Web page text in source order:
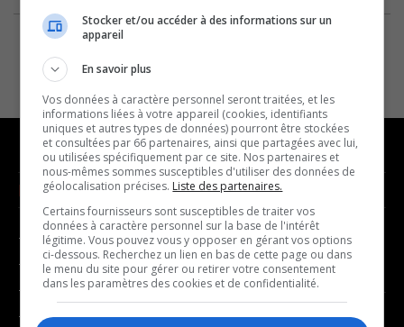
NOUVELLES
- Affaires municipales
- Communauté / Social
- Culture
- Économie
MUSIQUE
- Décompte franco
- Joué récemment
BALADOS
Stocker et/ou accéder à des informations sur un
appareil
En savoir plus
Vos données à caractère personnel seront traitées, et les
informations liées à votre appareil (cookies, identifiants
uniques et autres types de données) pourront être stockées
et consultées par 66 partenaires, ainsi que partagées avec lui,
ou utilisées spécifiquement par ce site. Nos partenaires et
nous-mêmes sommes susceptibles d'utiliser des données de
géolocalisation précises. Liste des partenaires.
Certains fournisseurs sont susceptibles de traiter vos
données à caractère personnel sur la base de l'intérêt
légitime. Vous pouvez vous y opposer en gérant vos options
ci-dessous. Recherchez un lien en bas de cette page ou dans
le menu du site pour gérer ou retirer votre consentement
dans les paramètres des cookies et de confidentialité.